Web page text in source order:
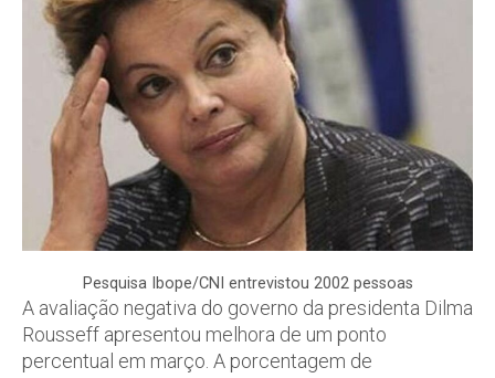
Pesquisa Ibope/CNI entrevistou 2002 pessoas
A avaliação negativa do governo da presidenta Dilma
Rousseff apresentou melhora de um ponto
percentual em março. A porcentagem de